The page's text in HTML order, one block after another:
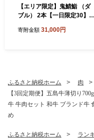
【エリア限定】鬼鯖鮨 （ダ
ブル） 2本【一日限定30】
五島市/三井楽水産[PBP002]
寄附金額 31,000円
ふるさと納税ホーム 肉
【3回定期便】五島牛薄切り
牛 牛肉セット 和牛 ブランド牛
め
ふるさと納税ホーム ラン